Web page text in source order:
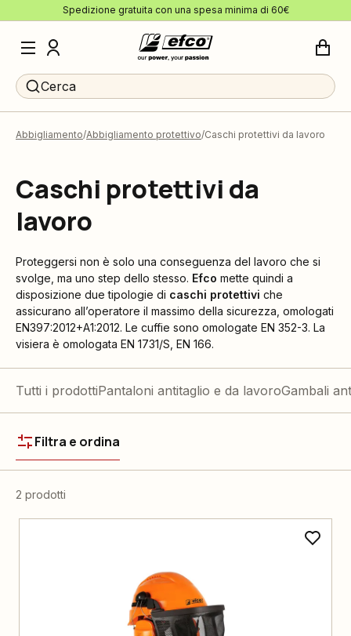
Spedizione gratuita con una spesa minima di 60€
Cerca
Abbigliamento Abbigliamento protettivo Caschi protettivi da lavoro
Caschi protettivi da
lavoro
Proteggersi non è solo una conseguenza del lavoro che si
svolge, ma uno step dello stesso. Efco mette quindi a
disposizione due tipologie di caschi protettivi che
assicurano all’operatore il massimo della sicurezza, omologati
EN397:2012+A1:2012. Le cuffie sono omologate EN 352-3. La
visiera è omologata EN 1731/S, EN 166.
Tutti i prodottiPantaloni antitaglio e da lavoroGambali
Filtra e ordina
2 prodotti